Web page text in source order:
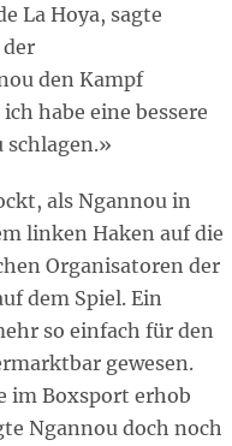
La Hoya, sagte
der
den Kampf
habe eine bessere
schlagen.»
als Ngannou in
linken Haken auf die
Organisatoren der
dem Spiel. Ein
so einfach für den
gewesen.
im Boxsport erhob
Ngannou doch noch